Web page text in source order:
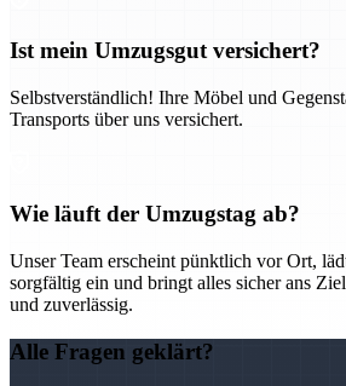
Ist mein Umzugsgut versichert?
Selbstverständlich! Ihre Möbel und
Transports über uns versichert.
Wie läuft der Umzugstag ab?
Unser Team erscheint pünktlich vor Ort,
sorgfältig ein und bringt alles sicher ans
und zuverlässig.
Alle Fragen geklärt?